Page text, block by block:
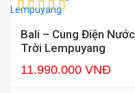
Bali – Cung Điện
Trời Lempuyang
11.990.000 VNĐ